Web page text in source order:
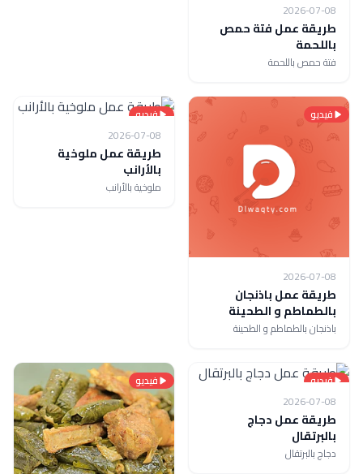
2026-07-08
طريقة عمل فتة حمص
باللحمة
فتة حمص باللحمة
فيديو
2026-07-08
طريقة عمل باذنجان
بالطماطم و الطحينة
باذنجان بالطماطم و الطحينة
فيديو
2026-07-08
طريقة عمل ملوخية
بالأرانب
ملوخية بالأرانب
فيديو
2026-07-08
طريقة عمل دجاج
بالبرتقال
دجاج بالبرتقال
فيديو